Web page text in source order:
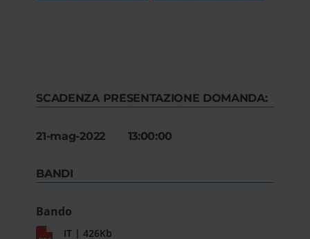
SCADENZA PRESENTAZIONE DOMANDA:
21-mag-2022 13:00:00
BANDI
Bando
IT | 426Kb